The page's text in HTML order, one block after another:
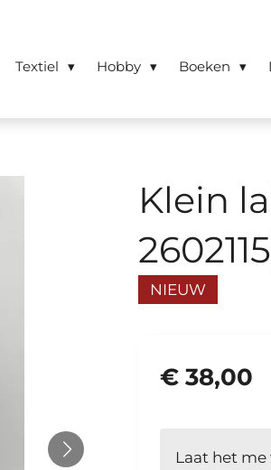
Textiel Hobby Boeken
Klein
NIEUW
€ 38,00
Laat het